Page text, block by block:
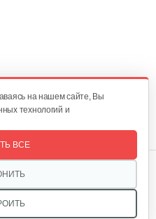
на нашем сайте, Вы
технологий и
ВСЕ